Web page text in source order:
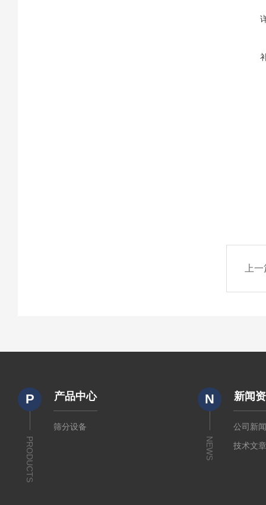
上
P
PRODUCTS
产品中心
筛分设备
N
NEWS
新闻
公司新闻
技术文章